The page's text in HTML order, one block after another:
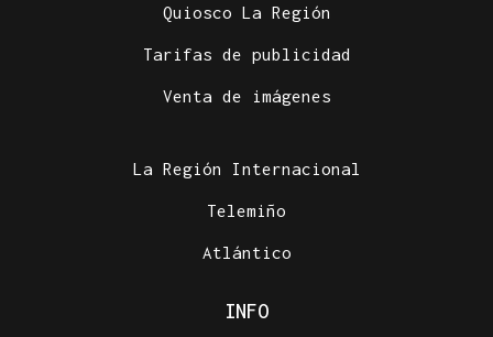
Quiosco La Región
Tarifas de publicidad
Venta de imágenes
La Región Internacional
Telemiño
Atlántico
INFO